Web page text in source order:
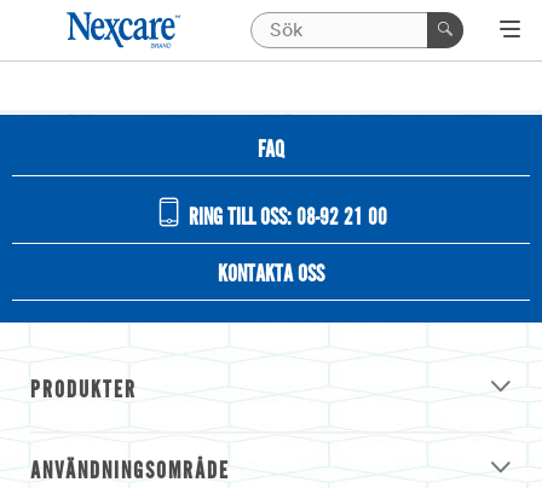
FAQ
RING TILL OSS: 08-92 21 00
KONTAKTA OSS
PRODUKTER
ANVÄNDNINGSOMRÅDE